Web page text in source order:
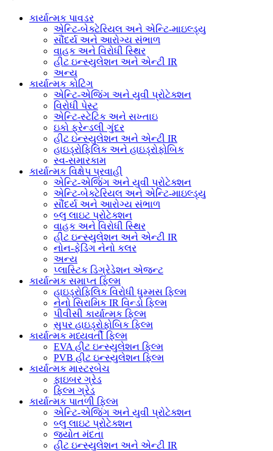
કાર્યાત્મક પાવડર
એન્ટિ-બેક્ટેરિયલ અને એન્ટિ-માઇલ્ડ્યુ
સૌંદર્ય અને આરોગ્ય સંભાળ
વાહક અને વિરોધી સ્થિર
હીટ ઇન્સ્યુલેશન અને એન્ટી IR
અન્ય
કાર્યાત્મક કોટિંગ
એન્ટિ-એજિંગ અને યુવી પ્રોટેક્શન
વિરોધી પેસ્ટ
એન્ટિ-સ્ટેટિક અને સખ્તાઇ
ઇકો ફ્રેન્ડલી ગુંદર
હીટ ઇન્સ્યુલેશન અને એન્ટી IR
હાઇડ્રોફિલિક અને હાઇડ્રોફોબિક
સ્વ-સમારકામ
કાર્યાત્મક વિક્ષેપ પ્રવાહી
એન્ટિ-એજિંગ અને યુવી પ્રોટેક્શન
એન્ટિ-બેક્ટેરિયલ અને એન્ટિ-માઇલ્ડ્યુ
સૌંદર્ય અને આરોગ્ય સંભાળ
બ્લુ લાઇટ પ્રોટેક્શન
વાહક અને વિરોધી સ્થિર
હીટ ઇન્સ્યુલેશન અને એન્ટી IR
નોન-ફેડિંગ નેનો કલર
અન્ય
પ્લાસ્ટિક ડિગ્રેડેશન એજન્ટ
કાર્યાત્મક સમાપ્ત ફિલ્મ
હાઇડ્રોફિલિક વિરોધી ધુમ્મસ ફિલ્મ
નેનો સિરામિક IR વિન્ડો ફિલ્મ
પીવીસી કાર્યાત્મક ફિલ્મ
સુપર હાઇડ્રોફોબિક ફિલ્મ
કાર્યાત્મક મધ્યવર્તી ફિલ્મ
EVA હીટ ઇન્સ્યુલેશન ફિલ્મ
PVB હીટ ઇન્સ્યુલેશન ફિલ્મ
કાર્યાત્મક માસ્ટરબેચ
ફાઇબર ગ્રેડ
ફિલ્મ ગ્રેડ
કાર્યાત્મક પાતળી ફિલ્મ
એન્ટિ-એજિંગ અને યુવી પ્રોટેક્શન
બ્લુ લાઇટ પ્રોટેક્શન
જ્યોત મંદતા
હીટ ઇન્સ્યુલેશન અને એન્ટી IR